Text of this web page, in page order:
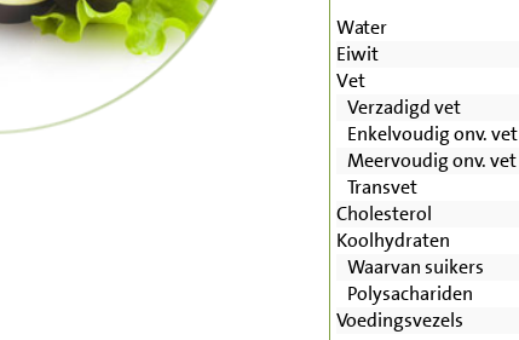
Water
Eiwit
Vet
Verzadigd vet
Enkelvoudig onv. vet
Meervoudig onv. vet
Transvet
Cholesterol
Koolhydraten
Waarvan suikers
Polysachariden
Voedingsvezels